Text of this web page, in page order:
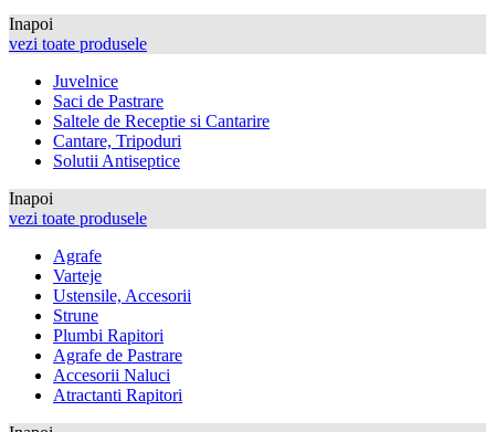
Inapoi
vezi toate produsele
Juvelnice
Saci de Pastrare
Saltele de Receptie si Cantarire
Cantare, Tripoduri
Solutii Antiseptice
Inapoi
vezi toate produsele
Agrafe
Varteje
Ustensile, Accesorii
Strune
Plumbi Rapitori
Agrafe de Pastrare
Accesorii Naluci
Atractanti Rapitori